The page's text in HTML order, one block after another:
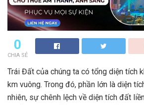
0
CHIA SẺ
Trái Đất của chúng ta có tổng diện tích
km vuông. Trong đó, phần lớn là diện
nhiên, sự chênh lệch về diện tích đất